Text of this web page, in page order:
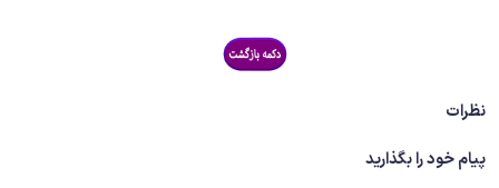
نظرات
پیام خود را بگذارید